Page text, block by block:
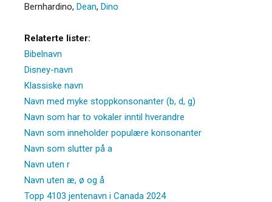
Bernhardino, Dean, Dino
Relaterte lister:
Bibelnavn
Disney-navn
Klassiske navn
Navn med myke stoppkonsonanter (b, d, g)
Navn som har to vokaler inntil hverandre
Navn som inneholder populære konsonanter
Navn som slutter på a
Navn uten r
Navn uten æ, ø og å
Topp 4103 jentenavn i Canada 2024